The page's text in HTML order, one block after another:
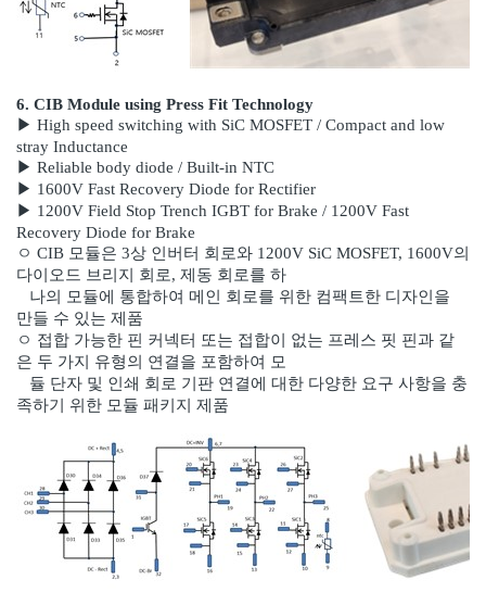
6. CIB Module using Press Fit Technology
▶ High speed switching with SiC MOSFET / Compact and low
stray Inductance
▶ Reliable body diode / Built-in NTC
▶ 1600V Fast Recovery Diode for Rectifier
▶ 1200V Field Stop Trench IGBT for Brake / 1200V Fast
Recovery Diode for Brake
ㅇ CIB 모듈은 3상 인버터 회로와 1200V SiC MOSFET, 1600V의
다이오드 브리지 회로, 제동 회로를 하
나의 모듈에 통합하여 메인 회로를 위한 컴팩트한 디자인을
만들 수 있는 제품
ㅇ 접합 가능한 핀 커넥터 또는 접합이 없는 프레스 핏 핀과 같
은 두 가지 유형의 연결을 포함하여 모
듈 단자 및 인쇄 회로 기판 연결에 대한 다양한 요구 사항을 충
족하기 위한 모듈 패키지 제품